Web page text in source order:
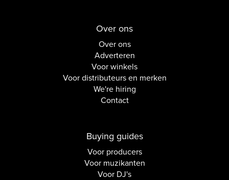
Over ons
Over ons
Adverteren
Voor winkels
Voor distributeurs en merken
We're hiring
Contact
Buying guides
Voor producers
Voor muzikanten
Voor DJ's